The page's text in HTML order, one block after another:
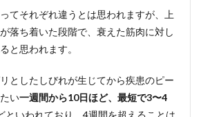
てそれぞれ違うとは思われますが、上
落ち着いた段階で、衰えた筋肉に対し
と思われます。
としたしびれが生じてから疾患のピー
い一週間から10日ほど、最短で3〜4
といわれており、4週間を超えることは